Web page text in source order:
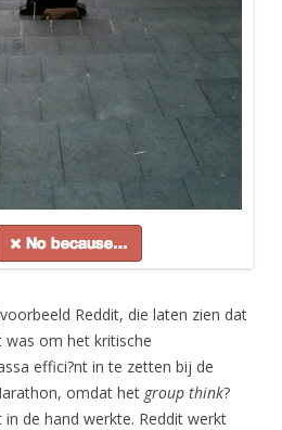
Reddit, die laten zien dat
om het kritische
effici?nt in te zetten bij de
omdat het group think?
de hand werkte. Reddit werkt